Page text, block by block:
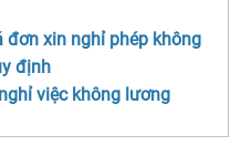
đơn xin nghỉ phép không
định
việc không lương